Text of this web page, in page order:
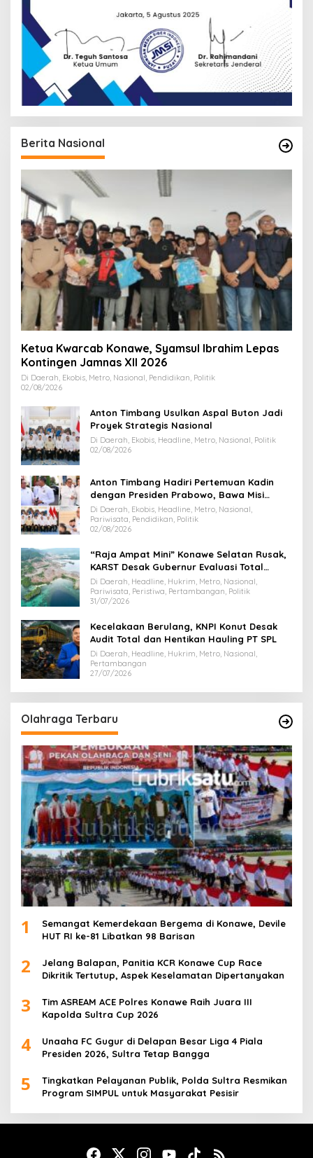
Berita Nasional
Ketua Kwarcab Konawe, Syamsul Ibrahim Lepas
Kontingen Jamnas XII 2026
Di Daerah, Ekobis, Metro, Nasional, Pendidikan, Politik
02/08/2026
Anton Timbang Usulkan Aspal Buton Jadi
Proyek Strategis Nasional
Di Daerah, Ekobis, Headline, Metro, Nasional, Politik
02/08/2026
Anton Timbang Hadiri Pertemuan Kadin
dengan Presiden Prabowo, Bawa Misi
Majukan Ekonomi Sultra
Di Daerah, Ekobis, Headline, Metro, Nasional,
Pariwisata, Pendidikan, Politik
02/08/2026
“Raja Ampat Mini” Konawe Selatan Rusak,
KARST Desak Gubernur Evaluasi Total
Dispar Sultra
Di Daerah, Headline, Hukrim, Metro, Nasional,
Pariwisata, Peristiwa, Pertambangan, Politik
31/07/2026
Kecelakaan Berulang, KNPI Konut Desak
Audit Total dan Hentikan Hauling PT SPL
Di Daerah, Headline, Hukrim, Metro, Nasional,
Pertambangan
27/07/2026
Olahraga Terbaru
1
Semangat Kemerdekaan Bergema di Konawe, Devile
HUT RI ke-81 Libatkan 98 Barisan
2
Jelang Balapan, Panitia KCR Konawe Cup Race
Dikritik Tertutup, Aspek Keselamatan Dipertanyakan
3
Tim ASREAM ACE Polres Konawe Raih Juara III
Kapolda Sultra Cup 2026
4
Unaaha FC Gugur di Delapan Besar Liga 4 Piala
Presiden 2026, Sultra Tetap Bangga
5
Tingkatkan Pelayanan Publik, Polda Sultra Resmikan
Program SIMPUL untuk Masyarakat Pesisir